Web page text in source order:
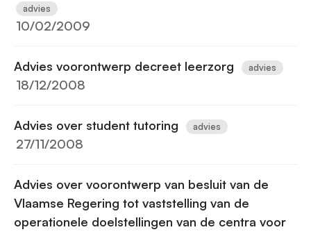
advies
10/02/2009
Advies voorontwerp decreet leerzorg advies
18/12/2008
Advies over student tutoring advies
27/11/2008
Advies over voorontwerp van besluit van de
Vlaamse Regering tot vaststelling van de
operationele doelstellingen van de centra voor